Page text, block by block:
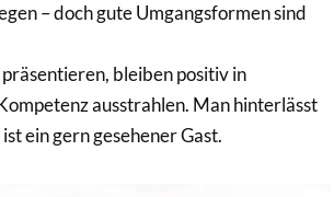
– doch gute Umgangsformen sind
bleiben positiv in
ausstrahlen. Man hinterlässt
ein gern gesehener Gast.